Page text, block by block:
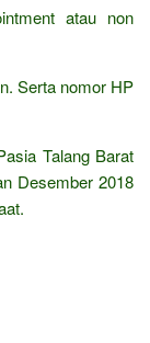
atau non
Serta nomor HP
Talang Barat
Desember 2018